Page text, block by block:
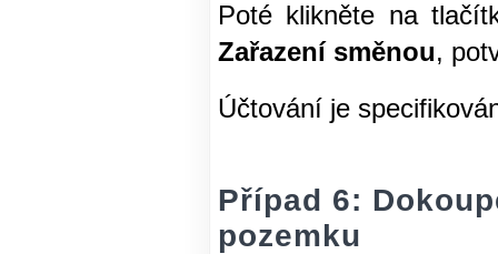
Poté klikněte na
Zařazení směnou,
Účtování je
Případ 6:
pozemku